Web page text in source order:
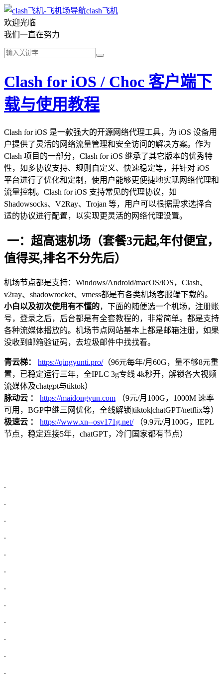
clash飞机
欢迎光临
我们一直在努力
Clash for iOS / Choc 客户端下
载与使用教程
Clash for iOS 是一款强大的开源网络代理工具，为 iOS 设备用
户提供了灵活的网络流量管理和安全访问的解决方案。作为
Clash 项目的一部分，Clash for iOS 继承了其它版本的优秀特
性，如多协议支持、规则自定义、快速稳定等，并针对 iOS
平台进行了优化和定制，使用户能够更便捷地实现网络代理和
流量控制。Clash for iOS 支持常见的代理协议，如
Shadowsocks、V2Ray、Trojan 等，用户可以根据需求选择合
适的协议进行配置，以实现更灵活的网络代理设置。
一：超高速机场（套餐3元起,年付便宜，
值得买,排名不分先后）
机场节点都是支持：Windows/Android/macOS/iOS，Clash、
v2ray、shadowrocket、vmess都是有各类机场客服端下载的。
小白以及初次使用有不懂的，下面的随便选一个机场，注册账
号，登录之后，后台都是有全套教程的，非常简单。都是支持
各种流媒体播放的。机场节点网站基本上都是邮箱注册，如果
没收到邮箱验证码，去垃圾邮件中找找看。
青云梯： https://qingyunti.pro/（96元每年/月60G，量不够8元重
置，已稳定运行三年，全IPLC 3g专线 4k秒开，解锁各大视频
流媒体及chatgpt与tiktok）
脉动云 ：
https://maidongyun.com （9元/月100G，1000M 速率
可用，BGP中继三网优化，全线解锁|tiktok|chatGPT/netflix等）
极速云 ：
https://www.xn--osv171g.net/（9.9元/月100G，IEPL
节点，稳定连接5年，chatGPT，冷门国家都有节点）
.
.
.
.
.
.
.
.
.
.
.
.